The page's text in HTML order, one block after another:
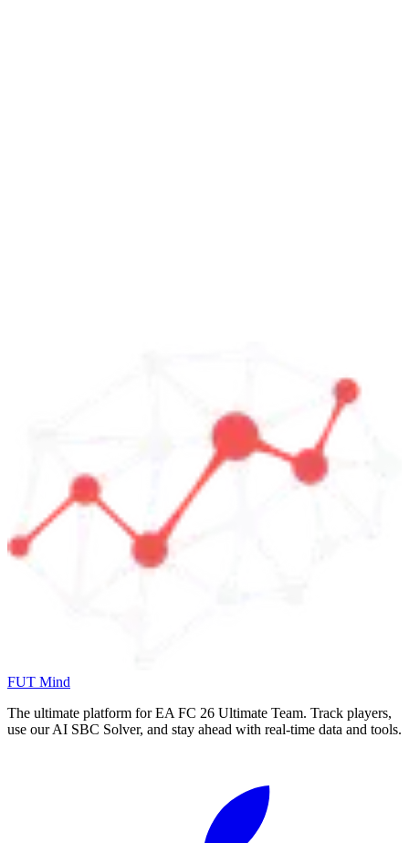
FUT Mind
The ultimate platform for EA FC 26 Ultimate Team. Track players,
use our AI SBC Solver, and stay ahead with real-time data and tools.